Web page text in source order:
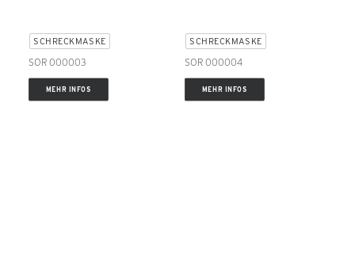
SCHRECKMASKE
SOR 000003
MEHR INFOS
SCHRECKMASKE
SOR 000004
MEHR INFOS